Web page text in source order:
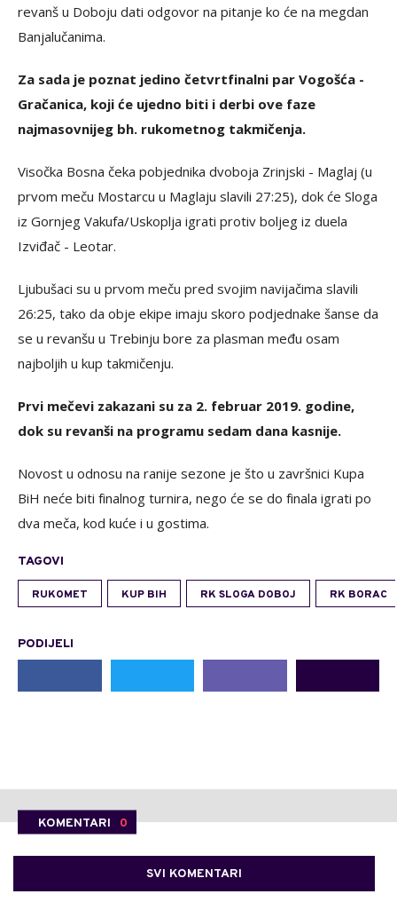
revanš u Doboju dati odgovor na pitanje ko će na megdan
Banjalučanima.
Za sada je poznat jedino četvrtfinalni par Vogošća -
Gračanica, koji će ujedno biti i derbi ove faze
najmasovnijeg bh. rukometnog takmičenja.
Visočka Bosna čeka pobjednika dvoboja Zrinjski - Maglaj (u
prvom meču Mostarcu u Maglaju slavili 27:25), dok će Sloga
iz Gornjeg Vakufa/Uskoplja igrati protiv boljeg iz duela
Izviđač - Leotar.
Ljubušaci su u prvom meču pred svojim navijačima slavili
26:25, tako da obje ekipe imaju skoro podjednake šanse da
se u revanšu u Trebinju bore za plasman među osam
najboljih u kup takmičenju.
Prvi mečevi zakazani su za 2. februar 2019. godine,
dok su revanši na programu sedam dana kasnije.
Novost u odnosu na ranije sezone je što u završnici Kupa
BiH neće biti finalnog turnira, nego će se do finala igrati po
dva meča, kod kuće i u gostima.
TAGOVI
RUKOMET KUP BIH RK SLOGA DOBOJ RK BORAC
PODIJELI
KOMENTARI 0
SVI KOMENTARI